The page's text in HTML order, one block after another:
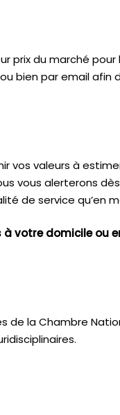
prix du marché
bien par email afin
vos valeurs à
vous alerterons
de service qu’en
à votre domicile ou
de laChambre